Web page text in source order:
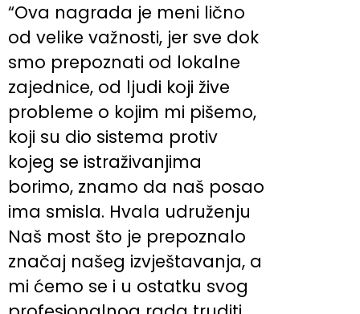
“Ova nagrada je meni lično
od velike važnosti, jer sve dok
smo prepoznati od lokalne
zajednice, od ljudi koji žive
probleme o kojim mi pišemo,
koji su dio sistema protiv
kojeg se istraživanjima
borimo, znamo da naš posao
ima smisla. Hvala udruženju
Naš most što je prepoznalo
značaj našeg izvještavanja, a
mi ćemo se i u ostatku svog